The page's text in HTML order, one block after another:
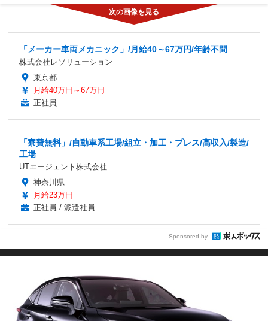
「メーカー車両メカニック」/月給40～67万円/年齢不問
株式会社レソリューション
東京都
月給40万円～67万円
正社員
「寮費無料」/自動車系工場/組立・加工・プレス/高収入/製造/
工場
UTエージェント株式会社
神奈川県
月給23万円
正社員 / 派遣社員
Sponsored by